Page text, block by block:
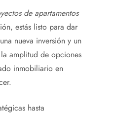
de apartamentos
estás listo para dar
nueva inversión y un
amplitud de opciones
inmobiliario en
hasta